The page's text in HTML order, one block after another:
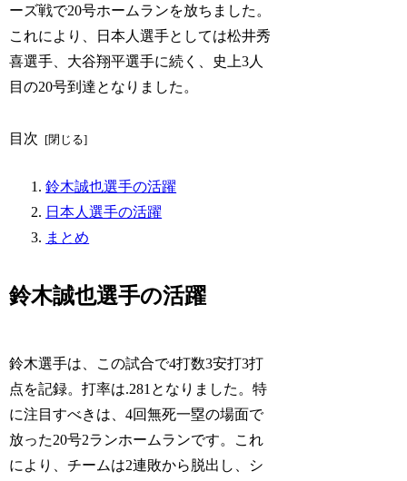
ーズ戦で20号ホームランを放ちました。
これにより、日本人選手としては松井秀
喜選手、大谷翔平選手に続く、史上3人
目の20号到達となりました。
目次
鈴木誠也選手の活躍
日本人選手の活躍
まとめ
鈴木誠也選手の活躍
鈴木選手は、この試合で4打数3安打3打
点を記録。打率は.281となりました。特
に注目すべきは、4回無死一塁の場面で
放った20号2ランホームランです。これ
により、チームは2連敗から脱出し、シ